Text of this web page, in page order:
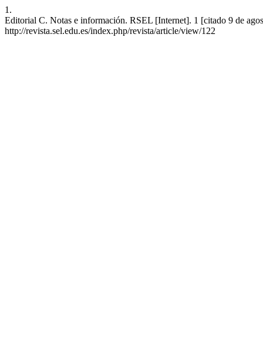
1.
Editorial C. Notas e información. RSEL [Internet]. 1 [citado 9 de
http://revista.sel.edu.es/index.php/revista/article/view/122